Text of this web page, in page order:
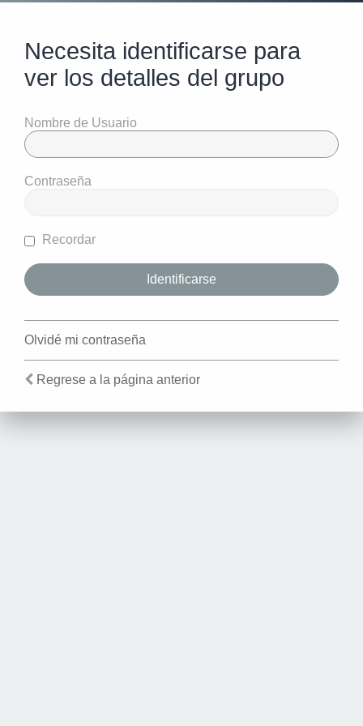
Necesita identificarse para
ver los detalles del grupo
Nombre de Usuario
Contraseña
Recordar
Olvidé mi contraseña
Regrese a la página anterior